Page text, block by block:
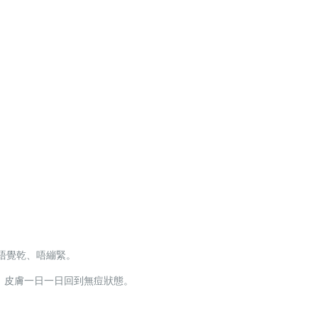
乾、唔繃緊。
膚一日一日回到無痘狀態。